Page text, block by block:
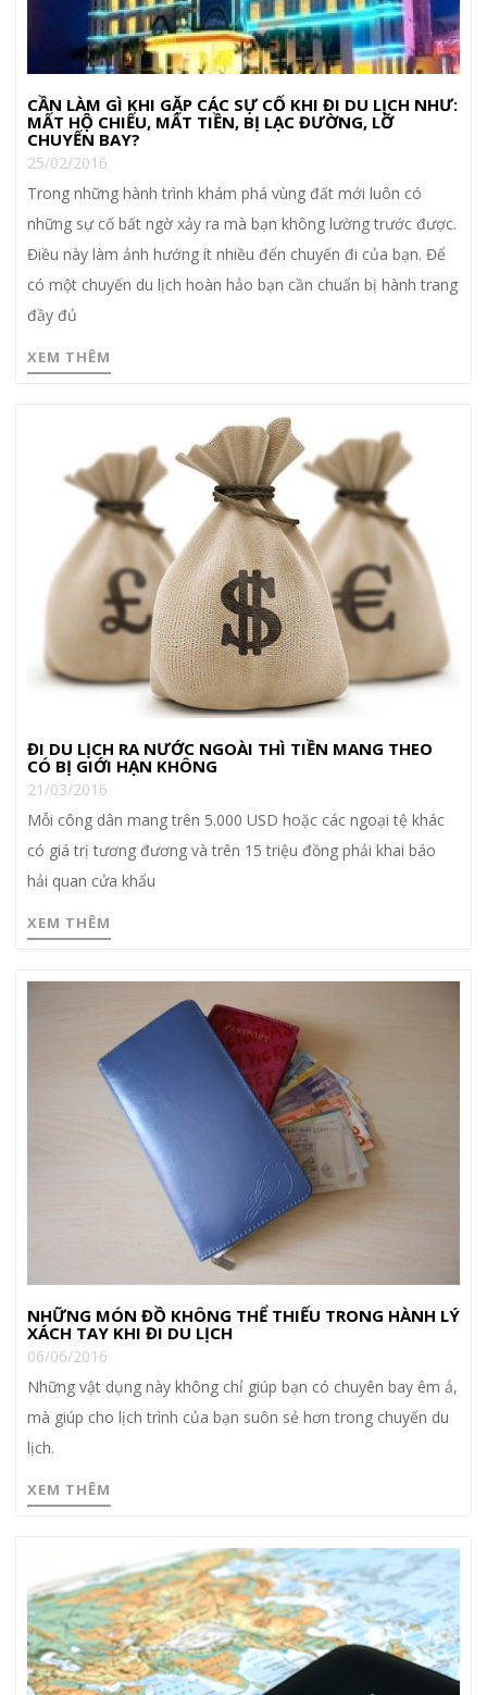
CẦN LÀM GÌ KHI GẶP CÁC SỰ CỐ KHI ĐI DU LỊCH NHƯ:
MẤT HỘ CHIẾU, MẤT TIỀN, BỊ LẠC ĐƯỜNG, LỠ
CHUYẾN BAY?
25/02/2016
Trong những hành trình khám phá vùng đất mới luôn có
những sự cố bất ngờ xảy ra mà bạn không lường trước được.
Điều này làm ảnh hướng ít nhiều đến chuyến đi của bạn. Để
có một chuyến du lịch hoàn hảo bạn cần chuẩn bị hành trang
đầy đủ
XEM THÊM
ĐI DU LỊCH RA NƯỚC NGOÀI THÌ TIỀN MANG THEO
CÓ BỊ GIỚI HẠN KHÔNG
21/03/2016
Mỗi công dân mang trên 5.000 USD hoặc các ngoại tệ khác
có giá trị tương đương và trên 15 triệu đồng phải khai báo
hải quan cửa khẩu
XEM THÊM
NHỮNG MÓN ĐỒ KHÔNG THỂ THIẾU TRONG HÀNH LÝ
XÁCH TAY KHI ĐI DU LỊCH
06/06/2016
Những vật dụng này không chỉ giúp bạn có chuyên bay êm ả,
mà giúp cho lịch trình của bạn suôn sẻ hơn trong chuyến du
lịch.
XEM THÊM